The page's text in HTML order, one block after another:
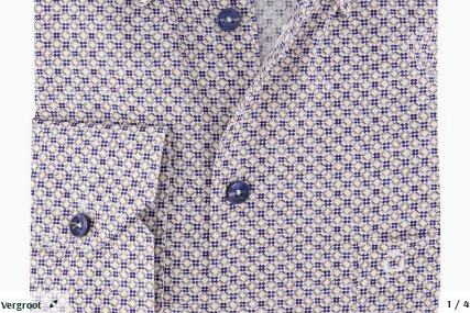
Vergroot 1 / 4